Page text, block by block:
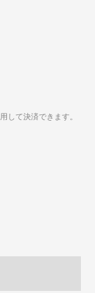
して決済できます。